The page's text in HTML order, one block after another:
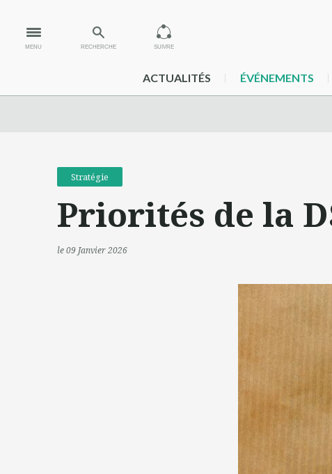
MENU RECHERCHE SUIVRE
ACTUALITÉS ÉVÉNEMENTS
Stratégie
Priorités de la
le 09 Janvier 2026